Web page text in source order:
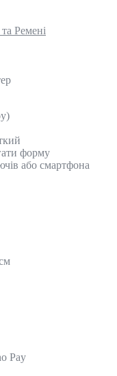
Ремені
форму
або смартфона
Pay